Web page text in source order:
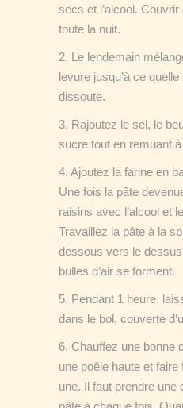
secs et l’alcool.
toute la nuit.
2. Le lendemain
levure jusqu’à ce
dissoute.
3. Rajoutez le sel, le
sucre tout en remuant à
4. Ajoutez la farine en
Une fois la pâte
raisins avec l’alcool et
Travaillez la pâte à la
dessous vers le dessus
bulles d’air se forment.
5. Pendant 1 heure,
dans le bol, couverte
6. Chauffez une bonne
une poêle haute et
une. Il faut prendre une